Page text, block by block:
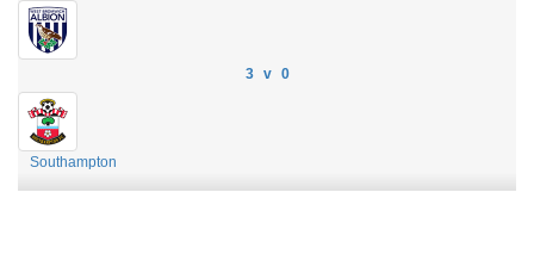
3 v 0
Southampton